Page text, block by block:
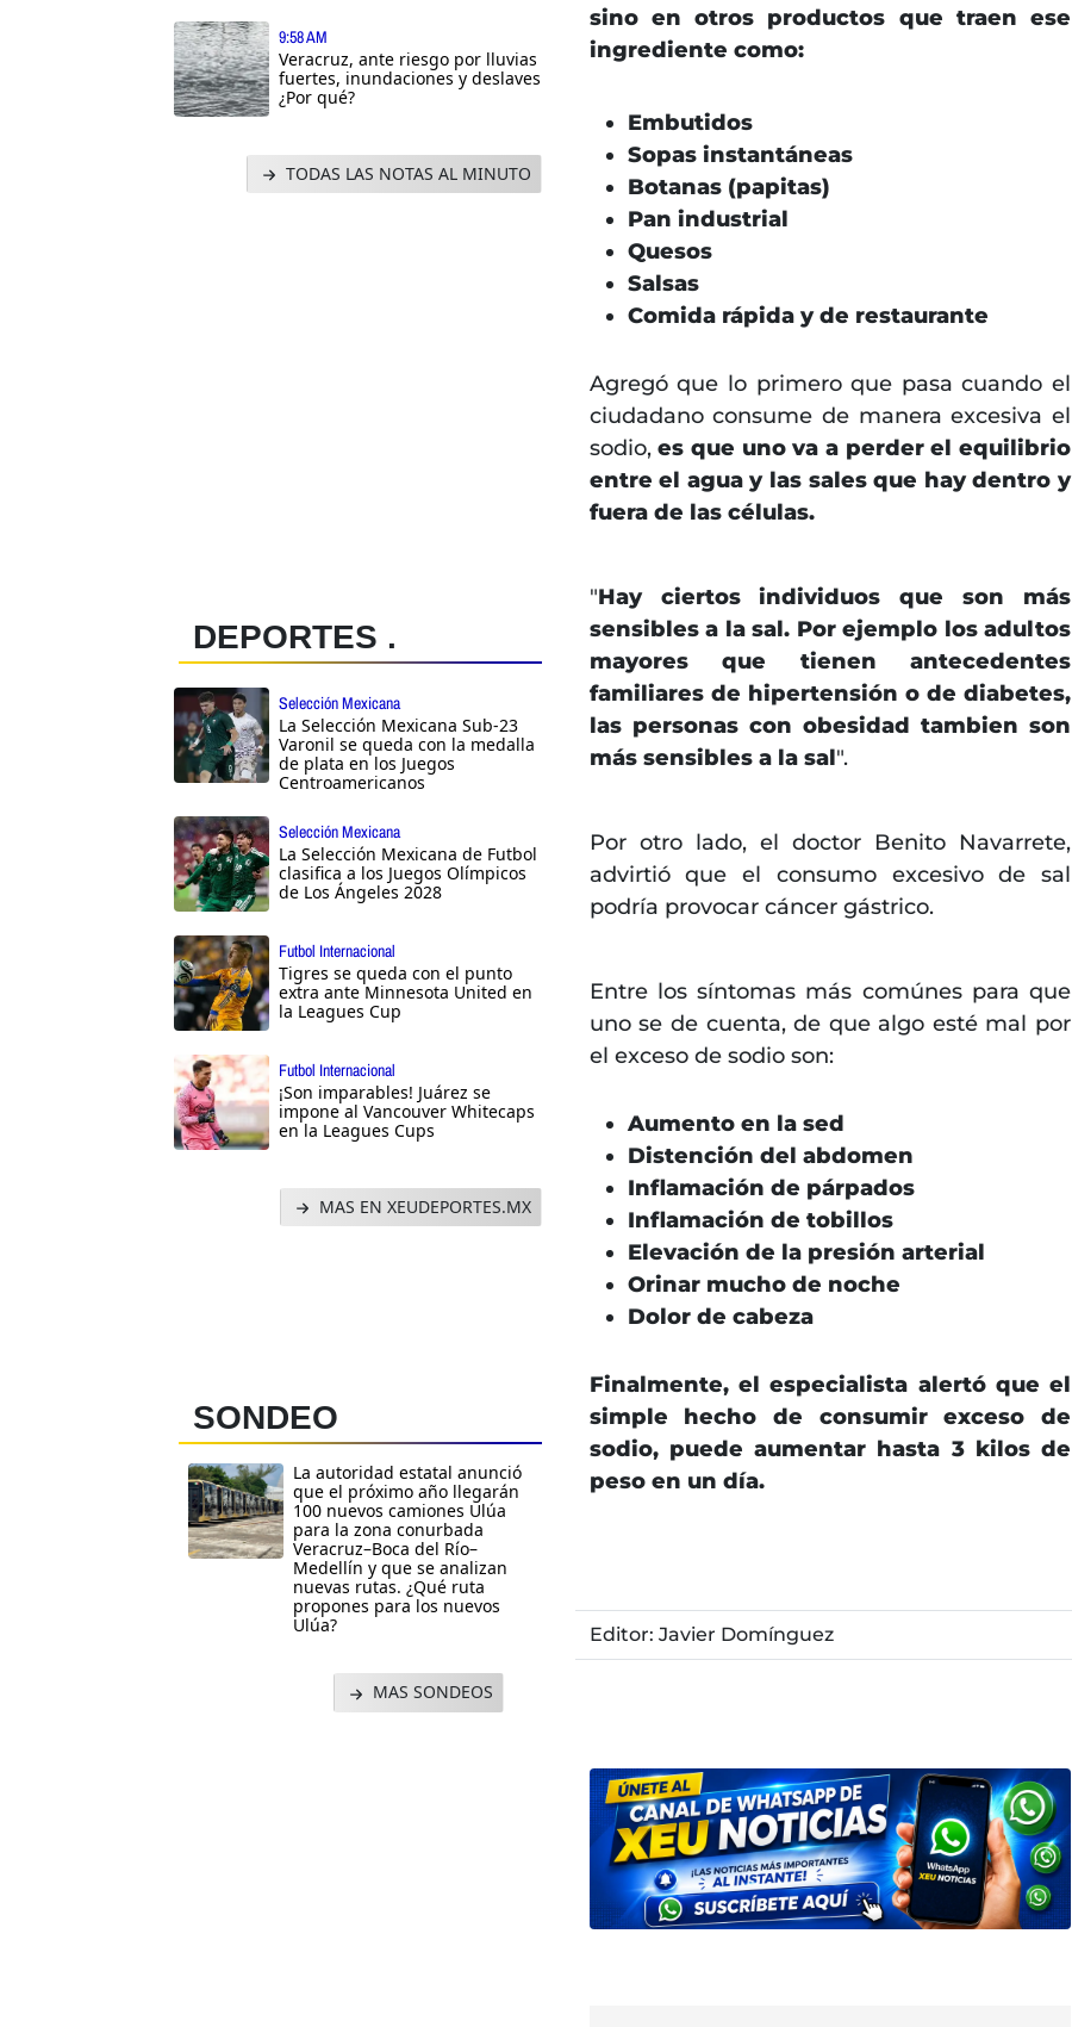
9:58 AM
Veracruz, ante riesgo por lluvias
fuertes, inundaciones y deslaves
¿Por qué?
TODAS LAS NOTAS AL MINUTO
DEPORTES .
Selección Mexicana
La Selección Mexicana Sub-23
Varonil se queda con la medalla
de plata en los Juegos
Centroamericanos
Selección Mexicana
La Selección Mexicana de Futbol
clasifica a los Juegos Olímpicos
de Los Ángeles 2028
Futbol Internacional
Tigres se queda con el punto
extra ante Minnesota United en
la Leagues Cup
Futbol Internacional
¡Son imparables! Juárez se
impone al Vancouver Whitecaps
en la Leagues Cups
MAS EN XEUDEPORTES.MX
SONDEO
La autoridad estatal anunció
que el próximo año llegarán
100 nuevos camiones Ulúa
para la zona conurbada
Veracruz–Boca del Río–
Medellín y que se analizan
nuevas rutas. ¿Qué ruta
propones para los nuevos
Ulúa?
MAS SONDEOS
sino en otros productos que traen ese
ingrediente como:
Embutidos
Sopas instantáneas
Botanas (papitas)
Pan industrial
Quesos
Salsas
Comida rápida y de restaurante
Agregó que lo primero que pasa cuando el
ciudadano consume de manera excesiva el
sodio,es que uno va a perder el equilibrio
entre el agua y las sales que hay dentro y
fuera de las células.
"Hay ciertos individuos que son más
sensibles a la sal. Por ejemplo los adultos
mayores que tienen antecedentes
familiares de hipertensión o de diabetes,
las personas con obesidad tambien son
más sensibles a la sal".
Por otro lado, el doctor Benito Navarrete,
advirtió que el consumo excesivo de sal
podría provocar cáncer gástrico.
Entre los síntomas más comúnes para que
uno se de cuenta, de que algo esté mal por
el exceso de sodio son:
Aumento en la sed
Distención del abdomen
Inflamación de párpados
Inflamación de tobillos
Elevación de la presión arterial
Orinar mucho de noche
Dolor de cabeza
Finalmente, el especialista alertó que el
simple hecho de consumir exceso de
sodio, puede aumentar hasta 3 kilos de
peso en un día.
Editor: Javier Domínguez